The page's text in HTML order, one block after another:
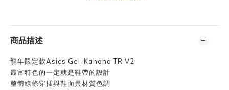
商品描述
龍年限定款Asics Gel-Kahana TR V2
最富特色的一定就是鞋帶的設計
整體線條穿插與鞋面異材質色調